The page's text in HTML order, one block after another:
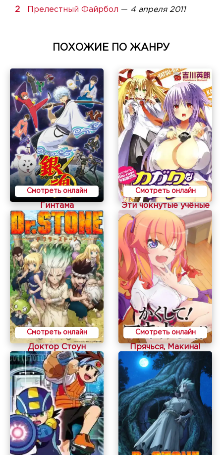
Прелестный Файрбол — 4 апреля 2011
ПОХОЖИЕ ПО ЖАНРУ
Смотреть онлайн
Гинтама
Смотреть онлайн
Эти чокнутые учёные
Смотреть онлайн
Доктор Стоун
Смотреть онлайн
Прячься, Макина!